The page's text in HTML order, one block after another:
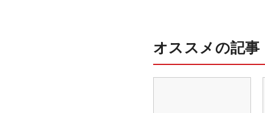
オススメの記事